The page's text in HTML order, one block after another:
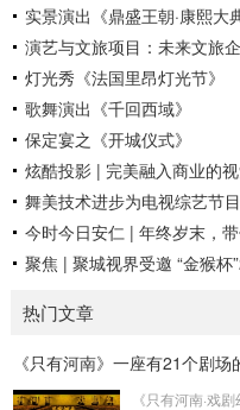
实景演出《鼎盛王朝·康熙大
演艺与文旅项目：未来文旅
灯光秀《法国里昂灯光节》
歌舞演出《千回西域》
保定宴之《开城仪式》
炫酷投影 | 完美融入商业的
舞美技术进步为电视综艺节
今时今日安仁 | 年终岁末，
聚焦 | 聚城视界受邀 “金猴
热门文章
《只有河南》一座有21个剧场
《只有河南·戏